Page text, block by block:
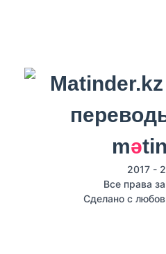
mә
2017 -
Все права
Сделано с